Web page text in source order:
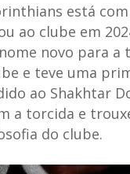
está
ao clube em
novo para
e teve uma
ao Shakhtar
a torcida e
do clube.